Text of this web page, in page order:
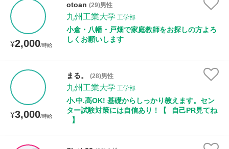
¥2,000/時給
otoan (29)男性
九州工業大学 工学部
小倉・八幡・戸畑で家庭教師をお探しの方よろ
しくお願いします
¥3,000/時給
まる。 (28)男性
九州工業大学 工学部
小.中.高OK! 基礎からしっかり教えます。セン
ター試験対策には自信あり！【⠀自己PR見てね
⠀】